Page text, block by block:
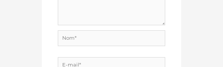
Nom*
E-